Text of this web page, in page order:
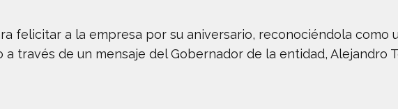
felicitar a la empresa por su aniversario, reconociéndola como
través de un mensaje del Gobernador de la entidad, Alejandro